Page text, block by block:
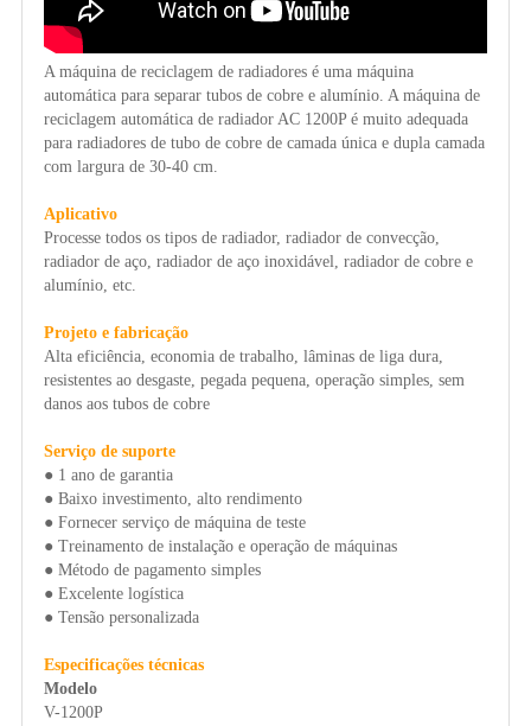
A máquina de reciclagem de radiadores é uma máquina
automática para separar tubos de cobre e alumínio. A máquina de
reciclagem automática de radiador AC 1200P é muito adequada
para radiadores de tubo de cobre de camada única e dupla camada
com largura de 30-40 cm.
Aplicativo
Processe todos os tipos de radiador, radiador de convecção,
radiador de aço, radiador de aço inoxidável, radiador de cobre e
alumínio, etc.
Projeto e fabricação
Alta eficiência, economia de trabalho, lâminas de liga dura,
resistentes ao desgaste, pegada pequena, operação simples, sem
danos aos tubos de cobre
Serviço de suporte
● 1 ano de garantia
● Baixo investimento, alto rendimento
● Fornecer serviço de máquina de teste
● Treinamento de instalação e operação de máquinas
● Método de pagamento simples
● Excelente logística
● Tensão personalizada
Especificações técnicas
Modelo
V-1200P